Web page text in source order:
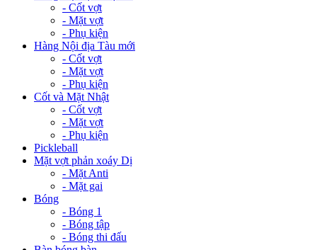
- Cốt vợt
- Mặt vợt
- Phụ kiện
Hàng Nội địa Tàu mới
- Cốt vợt
- Mặt vợt
- Phụ kiện
Cốt và Mặt Nhật
- Cốt vợt
- Mặt vợt
- Phụ kiện
Pickleball
Mặt vợt phản xoáy Dị
- Mặt Anti
- Mặt gai
Bóng
- Bóng 1
- Bóng tập
- Bóng thi đấu